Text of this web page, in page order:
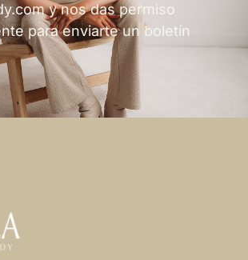
y nos das permiso
para enviarte un boletín